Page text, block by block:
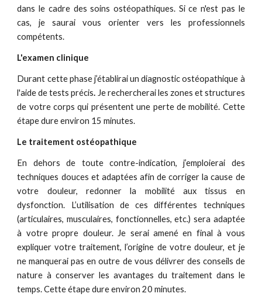
dans le cadre des soins ostéopathiques. Si ce n'est pas le
cas, je saurai vous orienter vers les professionnels
compétents.
L'examen clinique
Durant cette phase j’établirai un diagnostic ostéopathique à
l'aide de tests précis. Je rechercherai les zones et structures
de votre corps qui présentent une perte de mobilité. Cette
étape dure environ 15 minutes.
Le traitement ostéopathique
En dehors de toute contre-indication, j’emploierai des
techniques douces et adaptées afin de corriger la cause de
votre douleur, redonner la mobilité aux tissus en
dysfonction. L’utilisation de ces différentes techniques
(articulaires, musculaires, fonctionnelles, etc.) sera adaptée
à votre propre douleur. Je serai amené en final à vous
expliquer votre traitement, l’origine de votre douleur, et je
ne manquerai pas en outre de vous délivrer des conseils de
nature à conserver les avantages du traitement dans le
temps. Cette étape dure environ 20 minutes.